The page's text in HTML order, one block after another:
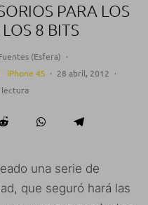
PARA LOS
8 BITS
(Esfera) ·
iPhone 4S · 28 abril, 2012 ·
lectura
una serie de
que seguró hará las